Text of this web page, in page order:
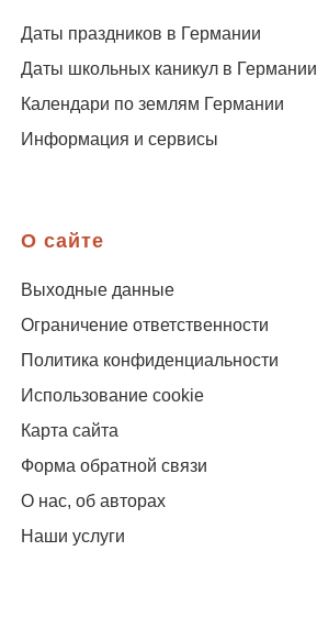
Даты праздников в Германии
Даты школьных каникул в Германии
Календари по землям Германии
Информация и сервисы
О сайте
Выходные данные
Ограничение ответственности
Политика конфиденциальности
Использование cookie
Карта сайта
Форма обратной связи
О нас, об авторах
Наши услуги